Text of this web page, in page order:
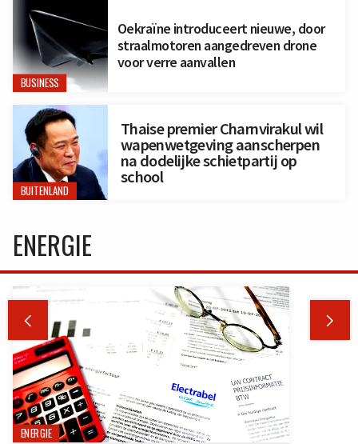
BUSINESS
Oekraïne introduceert nieuwe, door
straalmotoren aangedreven drone
voor verre aanvallen
BUITENLAND
Thaise premier Charnvirakul wil
wapenwetgeving aanscherpen
na dodelijke schietpartij op
school
ENERGIE
 
ENERGIE